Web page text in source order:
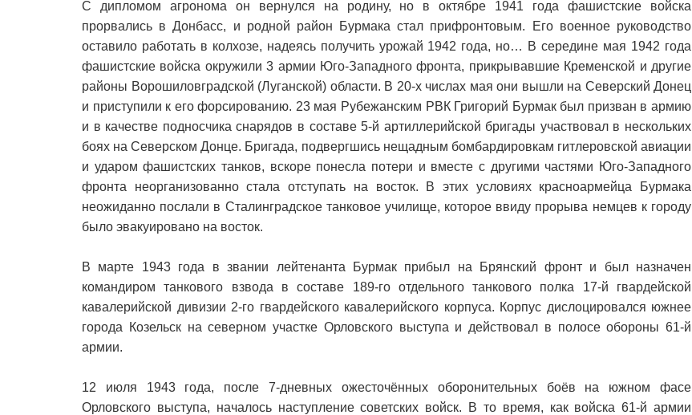
С дипломом агронома он вернулся на родину, но в октябре 1941 года фашистские войска
прорвались в Донбасс, и родной район Бурмака стал прифронтовым. Его военное руководство
оставило работать в колхозе, надеясь получить урожай 1942 года, но… В середине мая 1942 года
фашистские войска окружили 3 армии Юго-Западного фронта, прикрывавшие Кременской и другие
районы Ворошиловградской (Луганской) области. В 20-х числах мая они вышли на Северский Донец
и приступили к его форсированию. 23 мая Рубежанским РВК Григорий Бурмак был призван в армию
и в качестве подносчика снарядов в составе 5-й артиллерийской бригады участвовал в нескольких
боях на Северском Донце. Бригада, подвергшись нещадным бомбардировкам гитлеровской авиации
и ударом фашистских танков, вскоре понесла потери и вместе с другими частями Юго-Западного
фронта неорганизованно стала отступать на восток. В этих условиях красноармейца Бурмака
неожиданно послали в Сталинградское танковое училище, которое ввиду прорыва немцев к городу
было эвакуировано на восток.
В марте 1943 года в звании лейтенанта Бурмак прибыл на Брянский фронт и был назначен
командиром танкового взвода в составе 189-го отдельного танкового полка 17-й гвардейской
кавалерийской дивизии 2-го гвардейского кавалерийского корпуса. Корпус дислоцировался южнее
города Козельск на северном участке Орловского выступа и действовал в полосе обороны 61-й
армии.
12 июля 1943 года, после 7-дневных ожесточённых оборонительных боёв на южном фасе
Орловского выступа, началось наступление советских войск. В то время, как войска 61-й армии